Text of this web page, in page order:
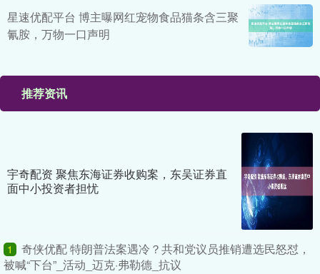
星速优配平台 博主曝网红宠物食品猫条含三聚
氰胺，万物一口声明
推荐资讯
宇奇配资 聚焦东海证券收购案，东吴证券直
面中小投资者担忧
1
奇侠优配 特朗普法案遇冷？共和党议员推销遭选民怒怼，
被喊“下台”_活动_迈克·弗勒德_抗议